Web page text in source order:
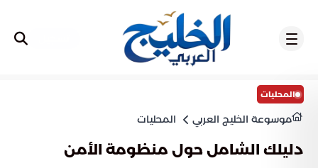
المحليات
موسوعة الخليج العربي المحليات
دليلك الشامل حول منظومة الأمن